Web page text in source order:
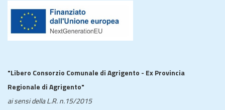
"Libero Consorzio Comunale di Agrigento - Ex Provincia
Regionale di Agrigento"
ai sensi della L.R. n.15/2015